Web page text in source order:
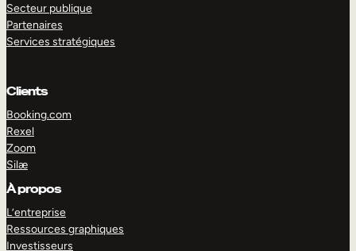
Secteur publique
Partenaires
Services stratégiques
Clients
Booking.com
Rexel
Zoom
Silæ
À propos
L’entreprise
Ressources graphiques
Investisseurs